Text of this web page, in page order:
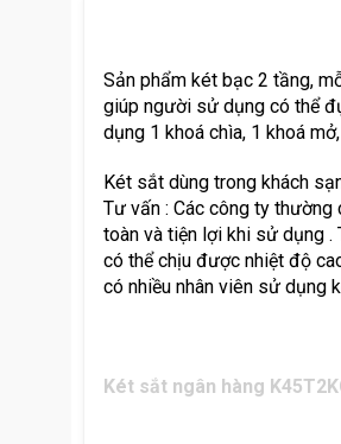
Sản phẩm két bạc 2 tầng,
giúp người sử dụng có thể
dụng 1 khoá chìa, 1 khoá
Két sắt dùng trong khách
Tư vấn : Các công ty
toàn và tiện lợi khi sử dụng
có thể chịu được nhiệt độ
có nhiều nhân viên sử dụng
Két sắt ngân hàng